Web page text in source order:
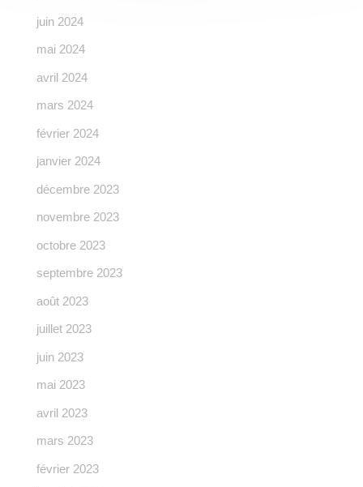
juin 2024
mai 2024
avril 2024
mars 2024
février 2024
janvier 2024
décembre 2023
novembre 2023
octobre 2023
septembre 2023
août 2023
juillet 2023
juin 2023
mai 2023
avril 2023
mars 2023
février 2023